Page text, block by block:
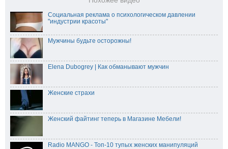
Социальная реклама о психологическом давлении
"индустрии красоты"
Мужчины будьте осторожны!
Elena Dubogrey | Как обманывают мужчин
Женские страхи
Женский файтинг теперь в Магазине Мебели!
Radio MANGO - Топ-10 тупых женских манипуляций